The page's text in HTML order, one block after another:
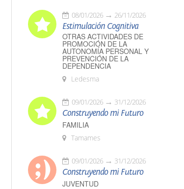
08/01/2026 26/11/2026
Estimulación Cognitiva
OTRAS ACTIVIDADES DE
PROMOCIÓN DE LA
AUTONOMÍA PERSONAL Y
PREVENCIÓN DE LA
DEPENDENCIA
Ledesma
09/01/2026 31/12/2026
Construyendo mi Futuro
FAMILIA
Tamames
09/01/2026 31/12/2026
Construyendo mi Futuro
JUVENTUD